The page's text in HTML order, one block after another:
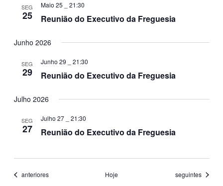
SEG
25 Reunião do Executivo da Freguesia
Maio 25 _ 21:30
Junho 2026
SEG
29 Reunião do Executivo da Freguesia
Junho 29 _ 21:30
Julho 2026
SEG
27 Reunião do Executivo da Freguesia
Julho 27 _ 21:30
Eventos
anteriores Hoje Eventos
seguintes